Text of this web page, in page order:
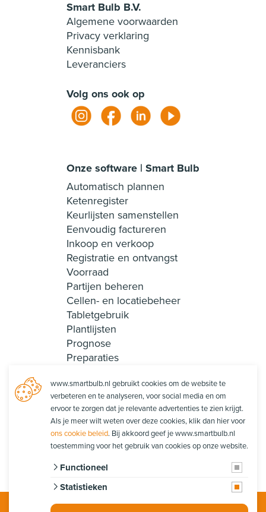
Smart Bulb B.V.
Algemene voorwaarden
Privacy verklaring
Kennisbank
Leveranciers
Volg ons ook op
Onze software | Smart Bulb
Automatisch plannen
Ketenregister
Keurlijsten samenstellen
Eenvoudig factureren
Inkoop en verkoop
Registratie en ontvangst
Voorraad
Partijen beheren
Cellen- en locatiebeheer
Tabletgebruik
Plantlijsten
Prognose
Preparaties
Smart Login
Rapportages
Productie
Orderpicken
Orderpacken
www.smartbulb.nl gebruikt cookies om de website te
verbeteren en te analyseren, voor social media en om
ervoor te zorgen dat je relevante advertenties te zien krijgt.
Als je meer wilt weten over deze cookies, klik dan hier voor
ons cookie beleid. Bij akkoord geef je www.smartbulb.nl
toestemming voor het gebruik van cookies op onze website.
Functioneel
Statistieken